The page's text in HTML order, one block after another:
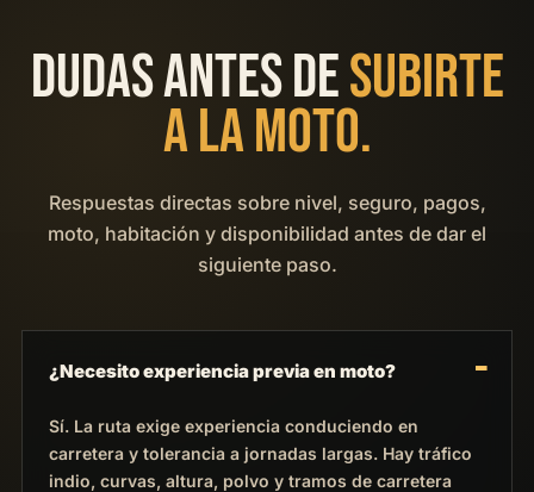
DUDAS ANTES DESUBIRTE
A LA MOTO.
Respuestas directas sobre nivel, seguro, pagos,
moto, habitación y disponibilidad antes de dar el
siguiente paso.
¿Necesito experiencia previa en moto?
Sí. La ruta exige experiencia conduciendo en
carretera y tolerancia a jornadas largas. Hay tráfico
indio, curvas, altura, polvo y tramos de carretera